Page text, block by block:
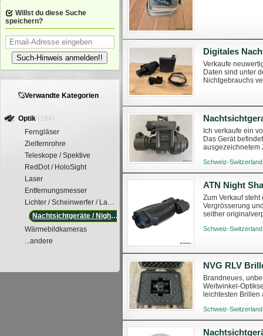
Digitales
Verkaufe
Daten sind unter
Nichtgebrauchs
Ich verkaufe ein
Das Gerät
ausgezeichnetem
Schweiz-
Zum Verkauf
Vergrösserung
seither
Schweiz-
NVG RLV
Brandneues,
Weitwinkel-
leichtesten Brillen
Schweiz-
Willst du diese Suche
speichern?
Such-Hinweis anmelden!!
Verwandte Kategorien
Optik (194)
Ferngläser
Zielfernrohre
Teleskope / Spektive
RedDot / HoloSight
Laser
Entfernungsmesser
Lichter / Scheinwerfer / Lampen
Nachtsichtgeräte / Night Vision
Wärmebildkameras
...andere